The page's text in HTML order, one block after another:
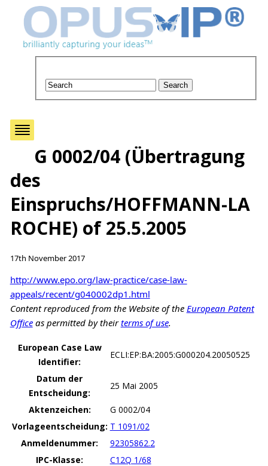
G 0002/04 (Übertragung
des
Einspruchs/HOFFMANN-LA
ROCHE) of 25.5.2005
17th November 2017
http://www.epo.org/law-practice/case-law-
appeals/recent/g040002dp1.html
Content reproduced from the Website of the European Patent
Officeas permitted by theirterms of use.
European Case Law
Identifier:
ECLI:EP:BA:2005:G000204.20050525
Datum der
Entscheidung:
25 Mai 2005
Aktenzeichen:
G 0002/04
Vorlageentscheidung: T 1091/02
Anmeldenummer:
92305862.2
IPC-Klasse:
C12Q 1/68